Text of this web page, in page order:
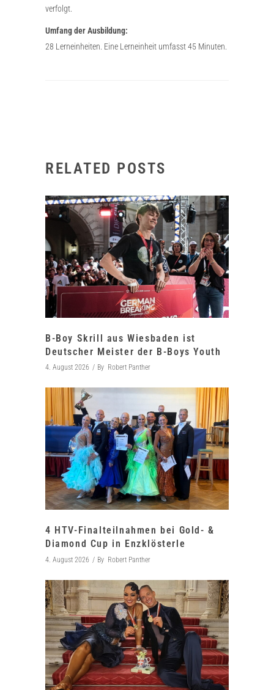
verfolgt.
Umfang der Ausbildung:
28 Lerneinheiten. Eine Lerneinheit umfasst 45 Minuten.
RELATED POSTS
B-Boy Skrill aus Wiesbaden ist
Deutscher Meister der B-Boys Youth
4. August 2026 By Robert Panther
4 HTV-Finalteilnahmen bei Gold- &
Diamond Cup in Enzklösterle
4. August 2026 By Robert Panther